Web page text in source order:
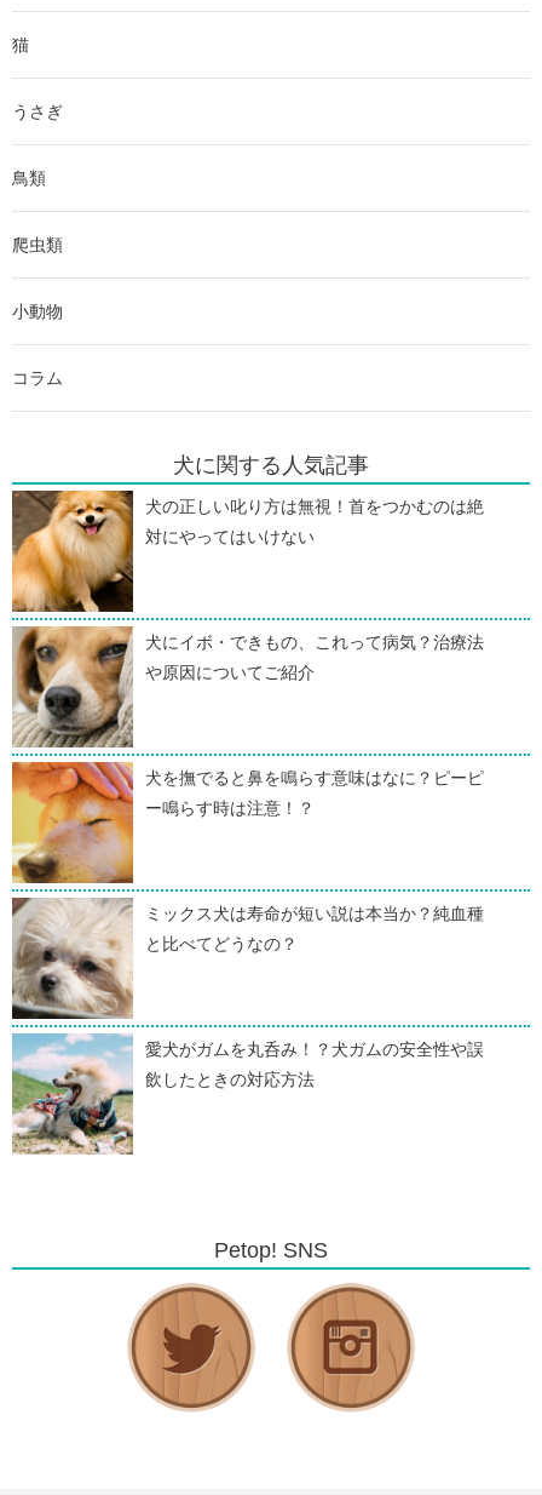
猫
うさぎ
鳥類
爬虫類
小動物
コラム
犬に関する人気記事
犬の正しい叱り方は無視！首をつかむのは絶
対にやってはいけない
犬にイボ・できもの、これって病気？治療法
や原因についてご紹介
犬を撫でると鼻を鳴らす意味はなに？ピーピ
ー鳴らす時は注意！？
ミックス犬は寿命が短い説は本当か？純血種
と比べてどうなの？
愛犬がガムを丸呑み！？犬ガムの安全性や誤
飲したときの対応方法
Petop! SNS